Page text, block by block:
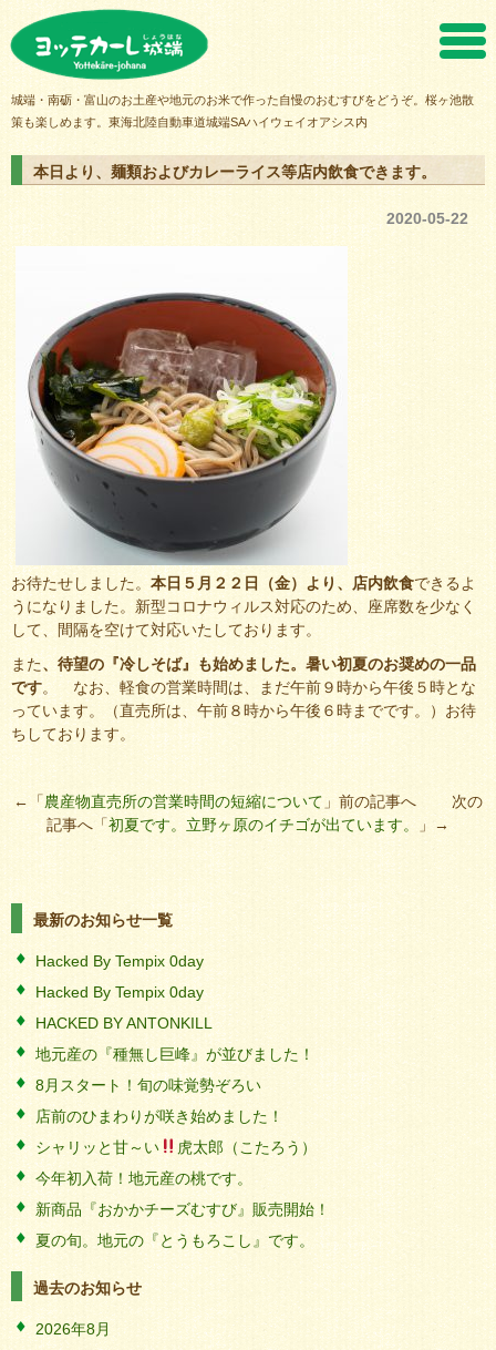
城端・南砺・富山のお土産や地元のお米で作った自慢のおむすびをどうぞ。桜ヶ池散
策も楽しめます。東海北陸自動車道城端SAハイウェイオアシス内
本日より、麺類およびカレーライス等店内飲食できます。
2020-05-22
お待たせしました。 本日５月２２日（金）より、店内飲食できるよ
うになりました。新型コロナウィルス対応のため、座席数を少なく
して、間隔を空けて対応いたしております。
また、待望の『冷しそば』も始めました。暑い初夏のお奨めの一品
です。 なお、軽食の営業時間は、まだ午前９時から午後５時とな
っています。（直売所は、午前８時から午後６時までです。）お待
ちしております。
←「農産物直売所の営業時間の短縮について 」前の記事へ 次の
記事へ「初夏です。立野ヶ原のイチゴが出ています。 」→
最新のお知らせ一覧
Hacked By Tempix 0day
Hacked By Tempix 0day
HACKED BY ANTONKILL
地元産の『種無し巨峰』が並びました！
8月スタート！旬の味覚勢ぞろい
店前のひまわりが咲き始めました！
シャリッと甘～い
虎太郎（こたろう）
今年初入荷！地元産の桃です。
新商品『おかかチーズむすび』販売開始！
夏の旬。地元の『とうもろこし』です。
過去のお知らせ
2026年8月